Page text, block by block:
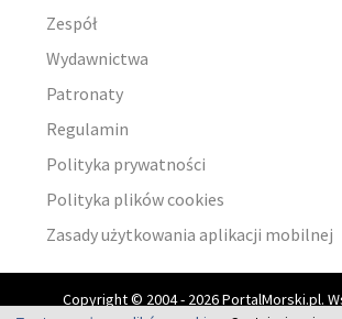
Zespół
Wydawnictwa
Patronaty
Regulamin
Polityka prywatności
Polityka plików cookies
Zasady użytkowania aplikacji mobilnej
Copyright © 2004 - 2026 PortalMorski.pl.